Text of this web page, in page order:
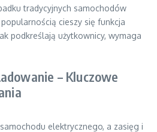
tradycyjnych samochodów
cieszy się funkcja
podkreślają użytkownicy, wymaga
– Kluczowe
elektrycznego, a zasięg i